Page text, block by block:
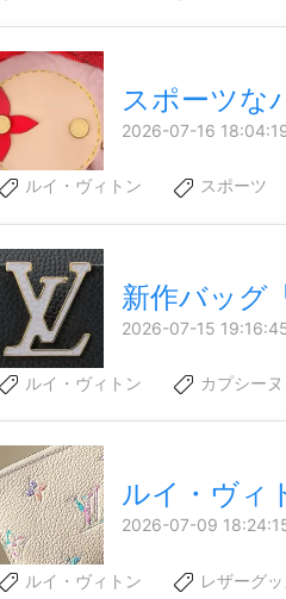
スポーツな
2026-07-16
ルイ・ヴィトン スポーツ
新作バッグ
2026-07-15
ルイ・ヴィトン カプシーヌ
ルイ・ヴィ
2026-07-09
ルイ・ヴィトン レザーグ